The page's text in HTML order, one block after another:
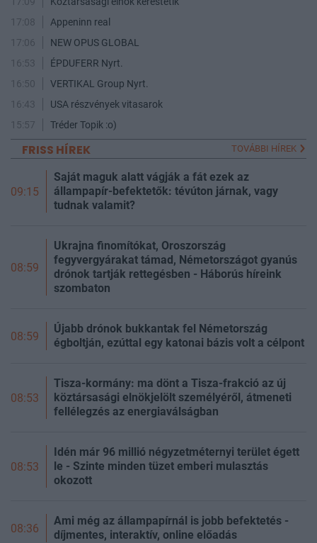
17:08
Appeninn real
17:06
NEW OPUS GLOBAL
16:53
ÉPDUFERR Nyrt.
16:50
VERTIKAL Group Nyrt.
16:43
USA részvények vitasarok
15:57
Tréder Topik :o)
FRISS HÍREK TOVÁBBI HÍREK
09:15
Saját maguk alatt vágják a fát ezek az
állampapír-befektetők: tévúton járnak, vagy
tudnak valamit?
08:59
Ukrajna finomítókat, Oroszország
fegyvergyárakat támad, Németországot gyanús
drónok tartják rettegésben - Háborús híreink
szombaton
08:59
Újabb drónok bukkantak fel Németország
égboltján, ezúttal egy katonai bázis volt a célpont
08:53
Tisza-kormány: ma dönt a Tisza-frakció az új
köztársasági elnökjelölt személyéről, átmeneti
fellélegzés az energiaválságban
08:53
Idén már 96 millió négyzetméternyi terület égett
le - Szinte minden tüzet emberi mulasztás
okozott
08:36
Ami még az állampapírnál is jobb befektetés -
díjmentes, interaktív, online előadás